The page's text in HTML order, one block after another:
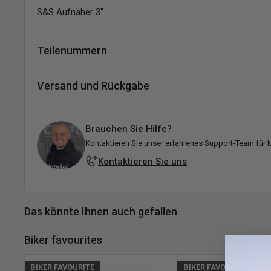
S&S Aufnäher 3"
Teilenummern
MPN:510-0194
Versand und Rückgabe
Alle Bestellungen werden von unserem Lager in
bemühen uns, sie schnell zu versenden!
Lieferung erfolgt in der Regel 1–3 Werktage nach
wieder verfügbar ist! Bitte zögern Sie nicht,uns
Brauchen Sie Hilfe?
Kontaktieren Sie unser erfahrenes Support-Team für
Kontaktieren Sie uns
Das könnte Ihnen auch gefallen
Biker favourites
BIKER FAVOURITE BIKER FAVOURITE